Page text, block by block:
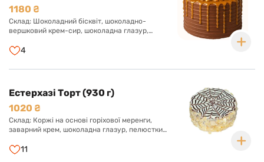
1180 ₴
Склад: Шоколадний бісквіт, шоколадно-
вершковий крем-сир, шоколадна глазур,
Оформлений арахісом і солоною карамеллю.
4
Естерхазі Торт (930 г)
1020 ₴
Склад: Коржі на основі горіхової меренги,
заварний крем, шоколадна глазур, пелюстки
11